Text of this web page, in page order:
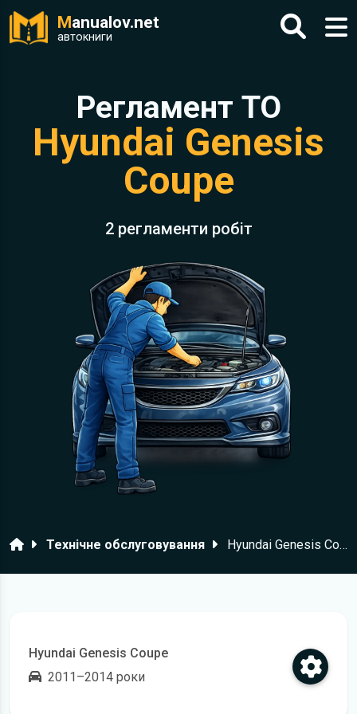
Manualov.net
автокниги
Регламент ТО
Hyundai Genesis
Coupe
2 регламенти робіт
ГоловнаТехнічне обслуговування Hyundai Genesis Coupe
Hyundai Genesis Coupe
2011–2014 роки